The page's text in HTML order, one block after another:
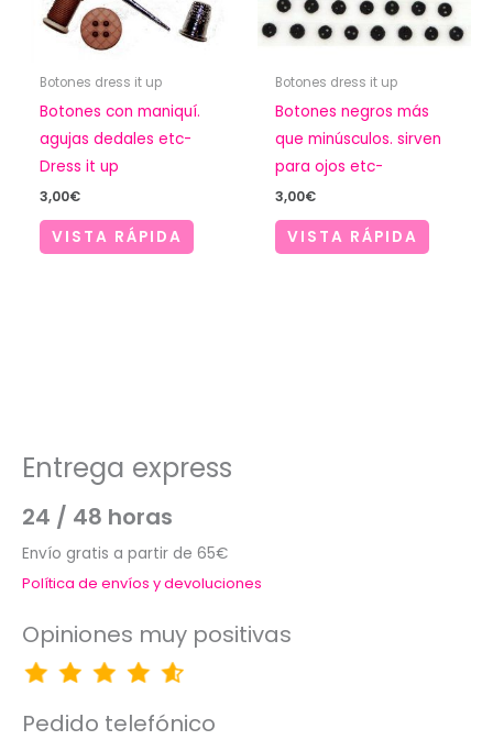
Botones dress it up
Botones con maniquí.
agujas dedales etc-
Dress it up
3,00€
VISTA RÁPIDA
Botones dress it up
Botones negros más
que minúsculos. sirven
para ojos etc-
3,00€
VISTA RÁPIDA
Entrega express
24 / 48 horas
Envío gratis a partir de 65€
Política de envíos y devoluciones
Opiniones muy positivas
Pedido telefónico